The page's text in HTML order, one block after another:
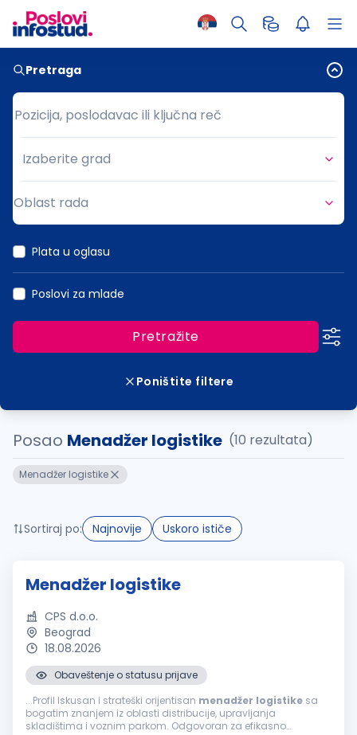
Pretraga
Pozicija, poslodavac ili ključna reč
Pozicija, poslodavac ili ključna reč
Grad
Izaberite grad
Oblast rada
Plata u oglasu
Poslovi za mlade
Pretražite
Poništite filtere
Posao Menadžer logistike (10 rezultata)
Menadžer logistike
Sortiraj po: Najnovije Uskoro ističe
Menadžer logistike
CPS d.o.o.
Beograd
18.08.2026
Obaveštenje o statusu prijave
...Profil Iskusan i strateški orijentisan menadžer logistike sa
bogatim znanjem iz oblasti distribucije, upravljanja
skladištima i voznim parkom. Odgovoran za efikasno